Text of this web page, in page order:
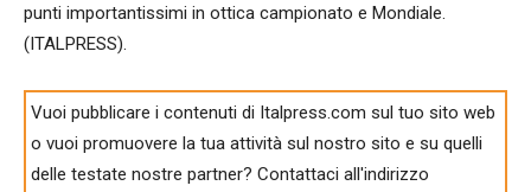
punti importantissimi in ottica campionato e Mondiale.
(ITALPRESS).
Vuoi pubblicare i contenuti di Italpress.com sul tuo sito web
o vuoi promuovere la tua attività sul nostro sito e su quelli
delle testate nostre partner? Contattaci all'indirizzo